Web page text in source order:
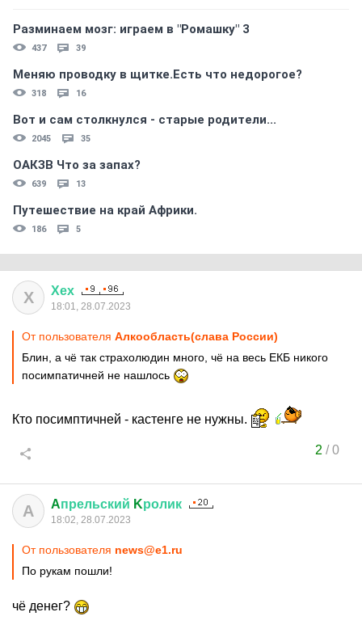
Разминаем мозг: играем в "Ромашку" 3
437 39
Меняю проводку в щитке.Есть что недорогое?
318 16
Вот и сам столкнулся - старые родители...
2045 35
ОАКЗВ Что за запах?
639 13
Путешествие на край Африки.
186 5
Х Хех
18:01, 28.07.2023
От пользователя Алкообласть(слава России)
Блин, а чё так страхолюдин много, чё на весь ЕКБ никого
посимпатичней не нашлось
Кто посимптичней - кастенге не нужны.
2 /0
A Aпрельский Kролик
18:02, 28.07.2023
От пользователя news@e1.ru
По рукам пошли!
чё денег?